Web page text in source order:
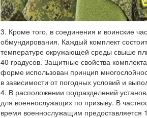
3. Кроме того, в соединения и воинские
обмундирования. Каждый комплект
температуре окружающей среды свыше
40 градусов. Защитные свойства
форме использован принцип
в зависимости от погодных условий и
4. В расположении подразделений
для военнослужащих по призыву. В
время военнослужащим предоставляется